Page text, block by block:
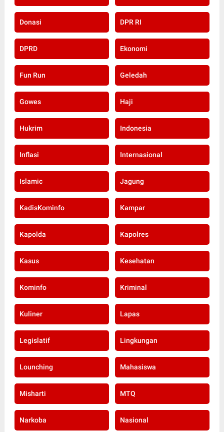
Donasi DPR RI
DPRD Ekonomi
Fun Run Geledah
Gowes Haji
Hukrim Indonesia
Inflasi Internasional
Islamic Jagung
KadisKominfo Kampar
Kapolda Kapolres
Kasus Kesehatan
Kominfo Kriminal
Kuliner Lapas
Legislatif Lingkungan
Lounching Mahasiswa
Misharti MTQ
Narkoba Nasional